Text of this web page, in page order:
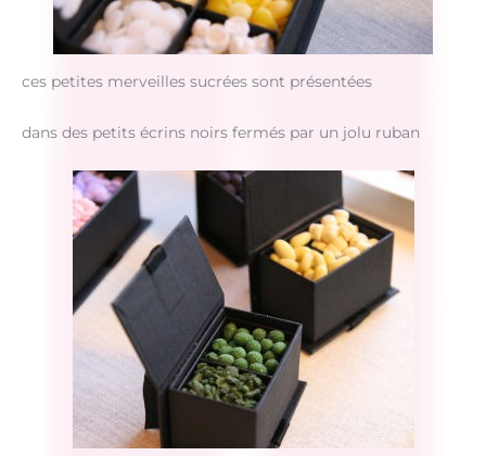
ces petites merveilles sucrées sont présentées
dans des petits écrins noirs fermés par un jolu ruban